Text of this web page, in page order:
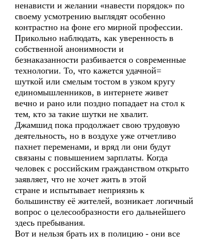
ненависти и желании «навести порядок» по
своему усмотрению выглядят особенно
контрастно на фоне его мирной профессии.
Прикольно наблюдать, как уверенность в
собственной анонимности и
безнаказанности разбивается о современные
технологии. То, что кажется удачной=
шуткой или смелым тостом в узком кругу
единомышленников, в интернете живет
вечно и рано или поздно попадает на стол к
тем, кто за такие шутки не хвалит.
Джамшид пока продолжает свою трудовую
деятельность, но в воздухе уже отчетливо
пахнет переменами, и вряд ли они будут
связаны с повышением зарплаты. Когда
человек с российским гражданством открыто
заявляет, что не хочет жить в этой
стране и испытывает неприязнь к
большинству её жителей, возникает логичный
вопрос о целесообразности его дальнейшего
здесь пребывания.
Вот и нельзя брать их в полицию - они все